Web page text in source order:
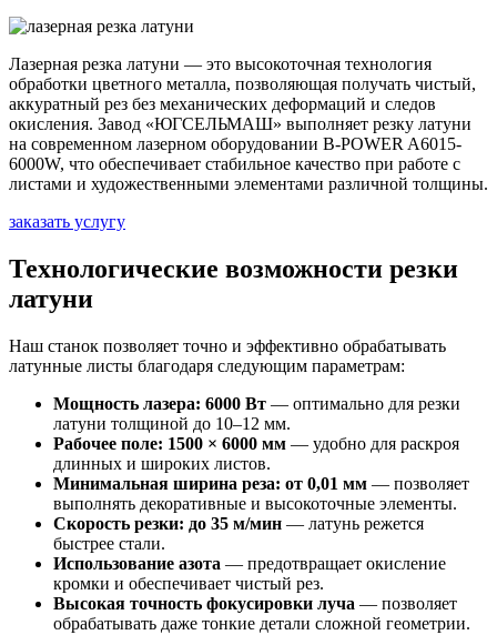
Лазерная резка латуни — это высокоточная технология
обработки цветного металла, позволяющая получать чистый,
аккуратный рез без механических деформаций и следов
окисления. Завод «ЮГСЕЛЬМАШ» выполняет резку латуни
на современном лазерном оборудовании B-POWER A6015-
6000W, что обеспечивает стабильное качество при работе с
листами и художественными элементами различной толщины.
заказать услугу
Технологические возможности резки
латуни
Наш станок позволяет точно и эффективно обрабатывать
латунные листы благодаря следующим параметрам:
Мощность лазера: 6000 Вт — оптимально для резки
латуни толщиной до 10–12 мм.
Рабочее поле: 1500 × 6000 мм — удобно для раскроя
длинных и широких листов.
Минимальная ширина реза: от 0,01 мм — позволяет
выполнять декоративные и высокоточные элементы.
Скорость резки: до 35 м/мин — латунь режется
быстрее стали.
Использование азота — предотвращает окисление
кромки и обеспечивает чистый рез.
Высокая точность фокусировки луча — позволяет
обрабатывать даже тонкие детали сложной геометрии.